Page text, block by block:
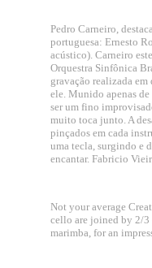
Pedro Carneiro,
portuguesa: Ernesto
acústico). Carneiro
Orquestra Sinfônica
gravação realizada
ele. Munido apenas
ser um fino
muito toca junto. A
pinçados em cada
uma tecla, surgindo e
encantar. Fabricio
Not your average
cello are joined by 2/
marimba, for an